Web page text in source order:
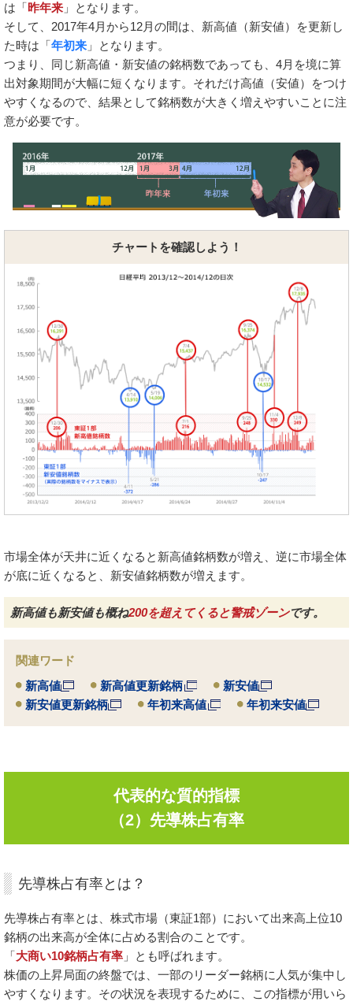
は「昨年来 」となります。
そして、2017年4月から12月の間は、新高値（新安値）を更新し
た時は「年初来 」となります。
つまり、同じ新高値・新安値の銘柄数であっても、4月を境に算
出対象期間が大幅に短くなります。それだけ高値（安値）をつけ
やすくなるので、結果として銘柄数が大きく増えやすいことに注
意が必要です。
チャートを確認しよう！
市場全体が天井に近くなると新高値銘柄数が増え、逆に市場全体
が底に近くなると、新安値銘柄数が増えます。
新高値も新安値も概ね200を超えてくると警戒ゾーンです。
関連ワード
新高値
新高値更新銘柄
新安値
新安値更新銘柄
年初来高値 年初来安値
代表的な質的指標
（2）先導株占有率
先導株占有率とは？
先導株占有率とは、株式市場（東証1部）において出来高上位10
銘柄の出来高が全体に占める割合のことです。
「大商い10銘柄占有率 」とも呼ばれます。
株価の上昇局面の終盤では、一部のリーダー銘柄に人気が集中し
やすくなります。その状況を表現するために、この指標が用いら